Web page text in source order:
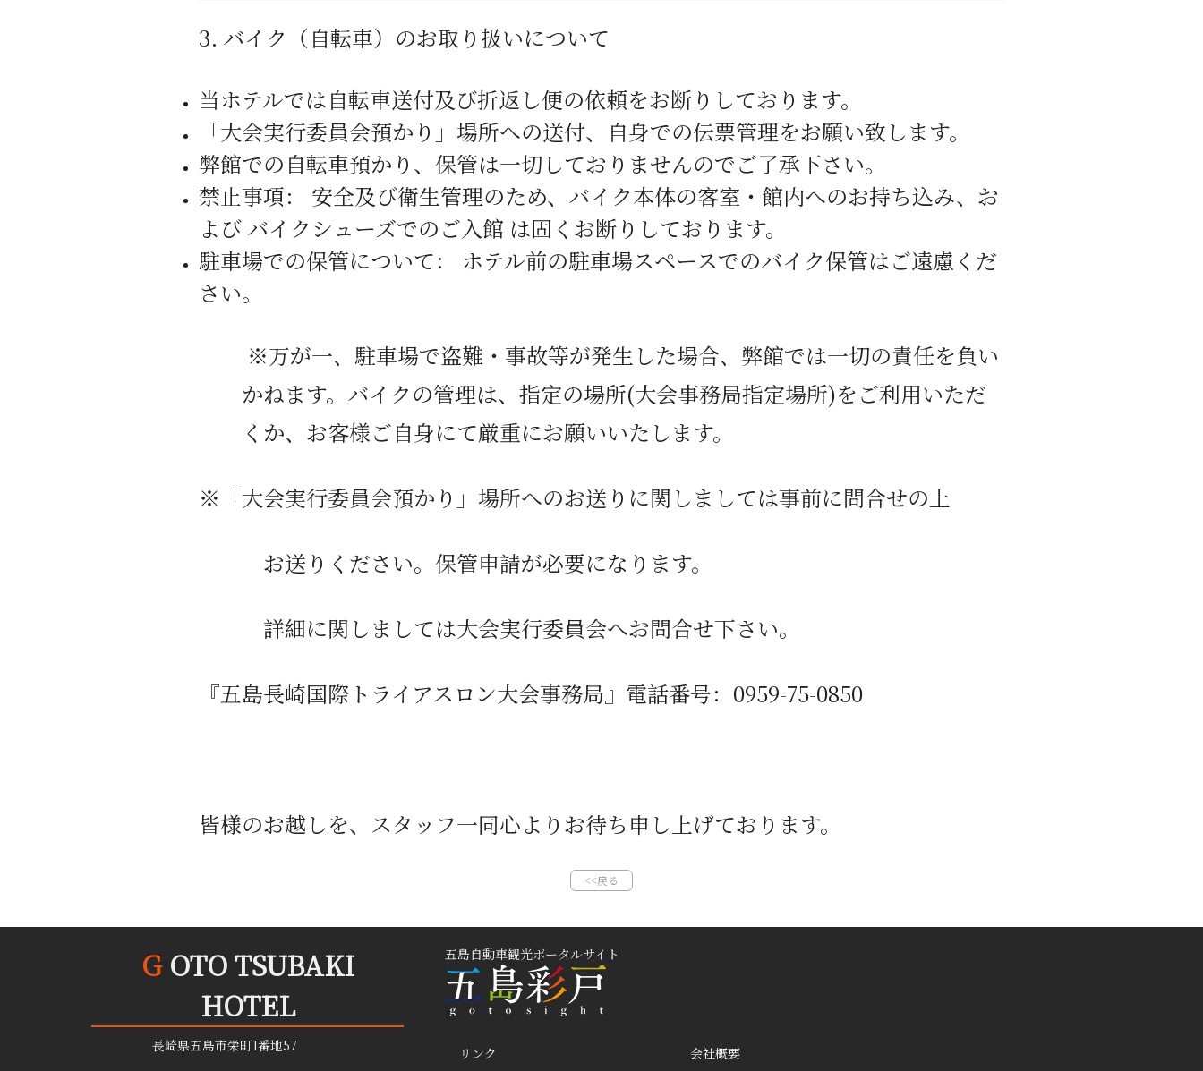
3. バイク（自転車）のお取り扱いについて
当ホテルでは自転車送付及び折返し便の依頼をお断りしております。
「大会実行委員会預かり」場所への送付、自身での伝票管理をお願い致します。
弊館での自転車預かり、保管は一切しておりませんのでご了承下さい。
禁止事項： 安全及び衛生管理のため、バイク本体の客室・館内へのお持ち込み、お
よび バイクシューズでのご入館 は固くお断りしております。
駐車場での保管について： ホテル前の駐車場スペースでのバイク保管はご遠慮くだ
さい。
※万が一、駐車場で盗難・事故等が発生した場合、弊館では一切の責任を負い
かねます。バイクの管理は、 指定の場所(大会事務局指定場所)をご利用いただ
くか、お客様ご自身にて厳重にお願いいたします。
※「大会実行委員会預かり」場所へのお送りに関しましては事前に問合せの上
お送りください。保管申請が必要になります。
詳細に関しましては大会実行委員会へお問合せ下さい。
『五島長崎国際トライアスロン大会事務局』電話番号： 0959-75-0850
皆様のお越しを、スタッフ一同心よりお待ち申し上げております。
<<戻る
GOTO TSUBAKI
HOTEL
長崎県五島市栄町1番地57
五島自動車観光ポータルサイト
リンク
会社概要